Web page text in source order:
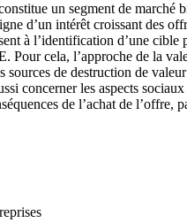
un segment de marché
d’un intérêt croissant des
à l’identification d’une
Pour cela, l’approche de la
sources de destruction de
concerner les aspects
de l’achat de